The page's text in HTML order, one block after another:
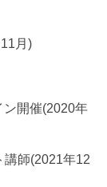
月)
開催(2020年
師(2021年12